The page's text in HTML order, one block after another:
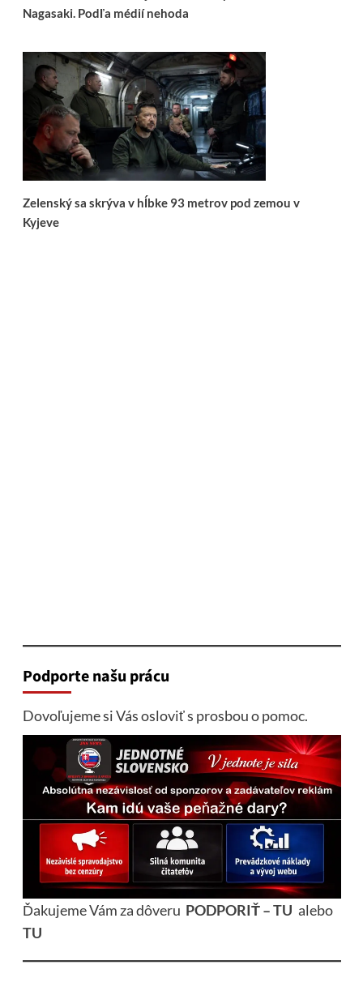
Nagasaki. Podľa médií nehoda
Zelenský sa skrýva v hĺbke 93 metrov pod zemou v
Kyjeve
Podporte našu prácu
Dovoľujeme si Vás osloviť s prosbou o pomoc.
Ďakujeme Vám za dôveru PODPORIŤ – TU alebo
TU